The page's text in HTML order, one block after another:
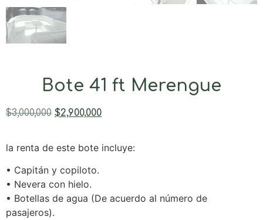
Bote 41 ft Merengue
$3,000,000 $2,900,000
la renta de este bote incluye:
• Capitán y copiloto.
• Nevera con hielo.
• Botellas de agua (De acuerdo al número de
pasajeros).